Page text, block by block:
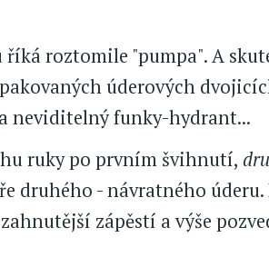
roztomile "pumpa". A
úderových
neviditelný funky-hydrant...
ruky po prvním švihnutí,
druhého - návratného úderu.
zápěstí a výše